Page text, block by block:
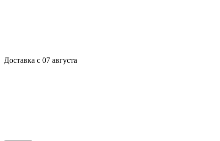
Доставка с 07 августа